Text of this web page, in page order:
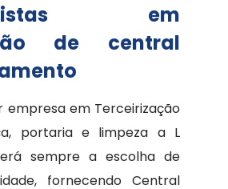
em
de central
empresa em Terceirização
portaria e limpeza a L
sempre a escolha de
fornecendo Central